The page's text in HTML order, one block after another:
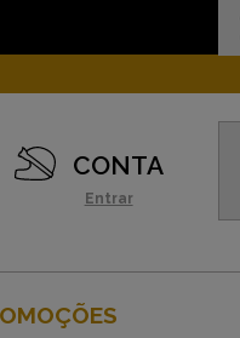
CONTA
Entrar